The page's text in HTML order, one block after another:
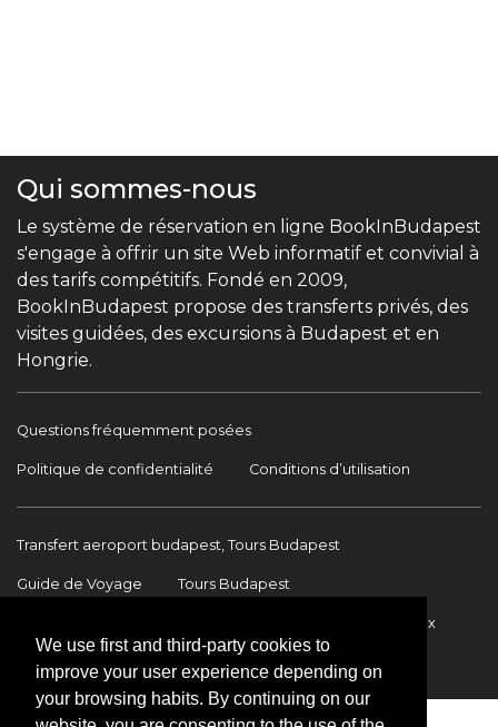
We use first and third-party cookies to
improve your user experience depending on
your browsing habits. By continuing on our
Qui sommes-nous
Le système de réservation en ligne BookInBudapest
s'engage à offrir un site Web informatif et convivial à
des tarifs compétitifs. Fondé en 2009,
BookInBudapest propose des transferts privés, des
visites guidées, des excursions à Budapest et en
Hongrie.
Questions fréquemment posées
Politique de confidentialité Conditions d’utilisation
Transfert aeroport budapest, Tours Budapest
Guide de Voyage Tours Budapest
Transferts internationaux
Contact